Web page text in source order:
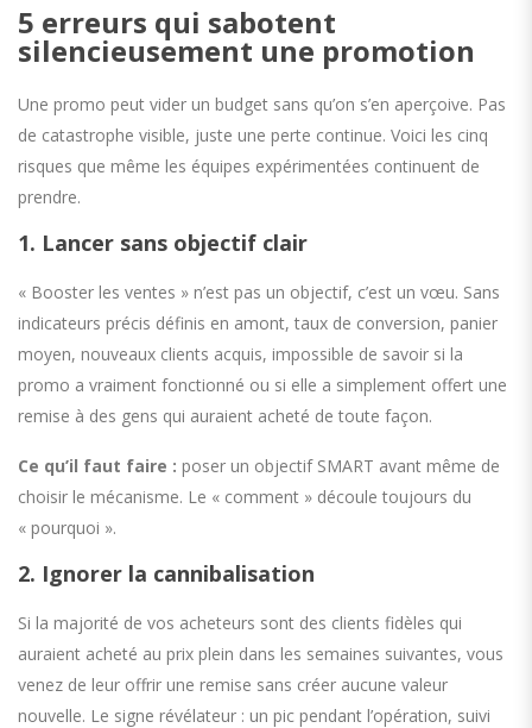
5 erreurs qui sabotent
silencieusement une promotion
Une promo peut vider un budget sans qu’on s’en aperçoive. Pas
de catastrophe visible, juste une perte continue. Voici les cinq
risques que même les équipes expérimentées continuent de
prendre.
1. Lancer sans objectif clair
« Booster les ventes » n’est pas un objectif, c’est un vœu. Sans
indicateurs précis définis en amont, taux de conversion, panier
moyen, nouveaux clients acquis, impossible de savoir si la
promo a vraiment fonctionné ou si elle a simplement offert une
remise à des gens qui auraient acheté de toute façon.
Ce qu’il faut faire : poser un objectif SMART avant même de
choisir le mécanisme. Le « comment » découle toujours du
« pourquoi ».
2. Ignorer la cannibalisation
Si la majorité de vos acheteurs sont des clients fidèles qui
auraient acheté au prix plein dans les semaines suivantes, vous
venez de leur offrir une remise sans créer aucune valeur
nouvelle. Le signe révélateur : un pic pendant l’opération, suivi